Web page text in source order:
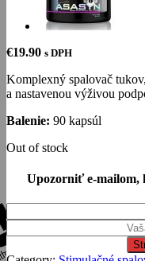
€19.90 s DPH
Komplexný spalovač
a nastavenou výživou
Balenie: 90 kapsúl
Out of stock
Upozorniť e-mailom,